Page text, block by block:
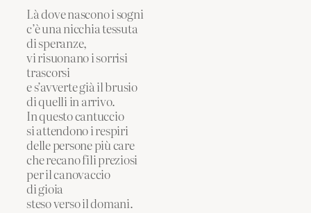
Là dove nascono i sogni
c’è una nicchia tessuta
di speranze,
vi risuonano i sorrisi
trascorsi
e s’avverte già il brusio
di quelli in arrivo.
In questo cantuccio
si attendono i respiri
delle persone più care
che recano fili preziosi
per il canovaccio
di gioia
steso verso il domani.